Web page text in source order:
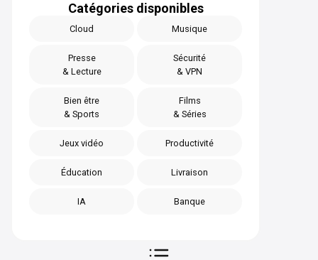
Catégories disponibles
Cloud Musique
Presse
& Lecture
Sécurité
& VPN
Bien être
& Sports
Films
& Séries
Jeux vidéo Productivité
Éducation Livraison
IA Banque